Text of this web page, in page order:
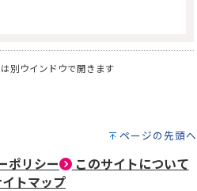
別ウインドウで開きます
ページの先頭へ
ポリシー
このサイトについて
トマップ